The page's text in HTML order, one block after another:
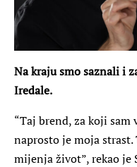
Na kraju smo saznali i
Iredale.
“Taj brend, za koji sam
naprosto je moja
mijenja život”, rekao je